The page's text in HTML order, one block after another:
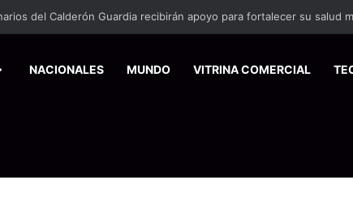
HOMENACIONALES MUNDO VITRINA COMERCIAL